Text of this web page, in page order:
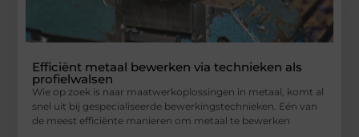
Efficiënt metaal bewerken via technieken als
profielwalsen
Wie op zoek is naar maatwerkoplossingen in metaal, komt al
snel uit bij gespecialiseerde bewerkingstechnieken. Eén van
de meest efficiënte manieren om metaal te bewerken